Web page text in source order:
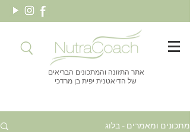
אתר התזונה והמתכונים הבריאים
של הדיאטנית יפית בן מרדכי
מתכונים ומאמרים - בלוג